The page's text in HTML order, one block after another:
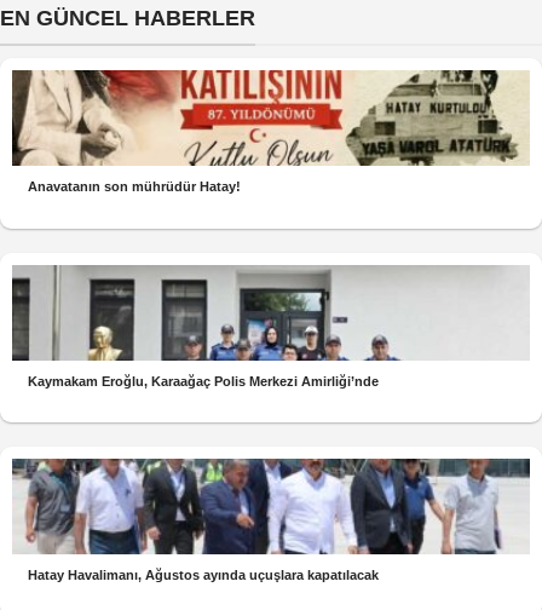
EN GÜNCEL HABERLER
Anavatanın son mührüdür Hatay!
Kaymakam Eroğlu, Karaağaç Polis Merkezi Amirliği’nde
Hatay Havalimanı, Ağustos ayında uçuşlara kapatılacak